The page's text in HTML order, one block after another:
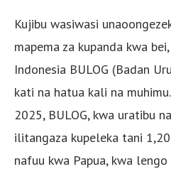
Kujibu wasiwasi
mapema za kupanda kwa
Indonesia BULOG (Badan
kati na hatua kali na
2025, BULOG, kwa uratibu
ilitangaza kupeleka tani
nafuu kwa Papua, kwa